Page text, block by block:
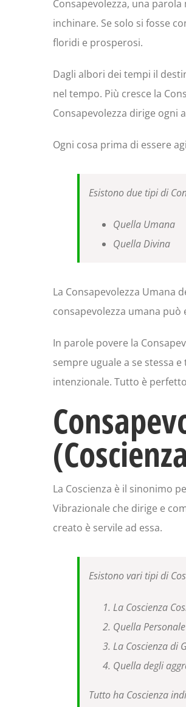
Consapevolezza, una
inchinare. Se solo si fosse
floridi e prosperosi.
Dagli albori dei tempi il
nel tempo. Più cresce la
Consapevolezza dirige ogni
Ogni cosa prima di essere
Esistono due tipi di
Quella Umana
Quella Divina
La Consapevolezza Umana
consapevolezza umana può
In parole povere la
sempre uguale a se stessa
intenzionale. Tutto è
La Coscienza è il sinonimo
Vibrazionale che dirige e
creato è servile ad essa.
Esistono vari tipi di
La Coscienza
Quella Personale
La Coscienza di
Quella degli
Tutto ha Coscienza